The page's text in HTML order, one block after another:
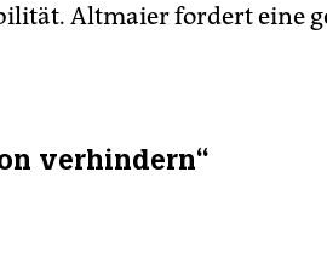
Altmaier fordert eine
verhindern“